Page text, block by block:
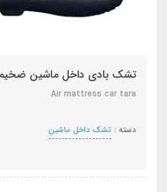
تشک بادی داخل ماشین ضخیم
Air mattress car tara
دسته : تشک داخل ماشین